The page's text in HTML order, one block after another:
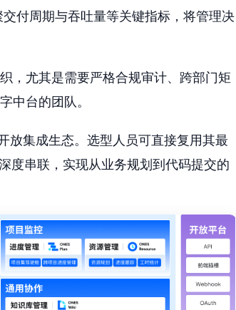
付周期与吞吐量等关键指标，将管理决
，尤其是需要严格合规审计、跨部门矩
中台的团队。
放集成生态。选型人员可直接复用其最
度串联，实现从业务规划到代码提交的